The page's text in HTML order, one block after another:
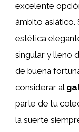
excelente
ámbito asiático.
estética
singular y lleno
de buena
considerar al
parte de tu
la suerte